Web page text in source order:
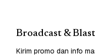
Broadcast & Blast
Kirim promo dan info